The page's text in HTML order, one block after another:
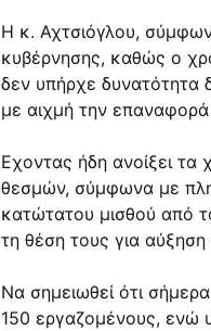
Η κ. Αχτσιόγλου,
κυβέρνησης, καθώς ο
δεν υπήρχε δυνατότητα
με αιχμή την
Εχοντας ήδη ανοίξει
θεσμών, σύμφωνα με
κατώτατου μισθού από
τη θέση τους για
Να σημειωθεί ότι
150 εργαζομένους, ενώ